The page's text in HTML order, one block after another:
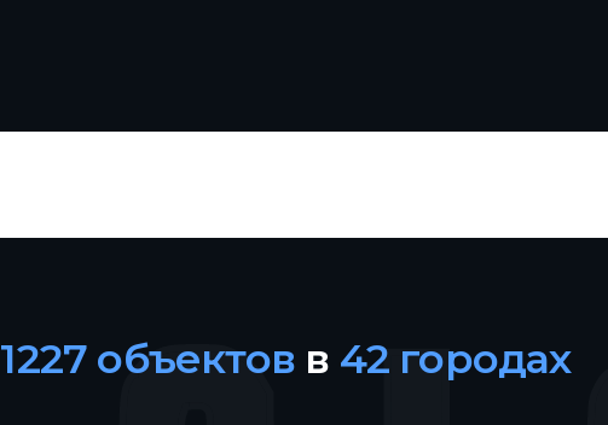
1227 объектов в 42 городах